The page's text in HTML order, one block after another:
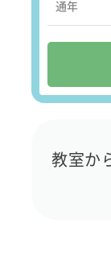
通年
教室か